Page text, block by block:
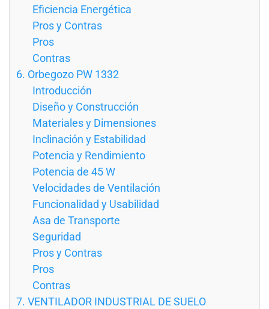
Eficiencia Energética
Pros y Contras
Pros
Contras
6. Orbegozo PW 1332
Introducción
Diseño y Construcción
Materiales y Dimensiones
Inclinación y Estabilidad
Potencia y Rendimiento
Potencia de 45 W
Velocidades de Ventilación
Funcionalidad y Usabilidad
Asa de Transporte
Seguridad
Pros y Contras
Pros
Contras
7. VENTILADOR INDUSTRIAL DE SUELO